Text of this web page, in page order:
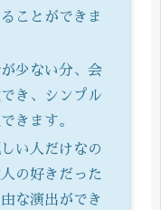
ことができま
が少ない分、会
き、シンプル
きます。
しい人だけなの
の好きだった
な演出ができ